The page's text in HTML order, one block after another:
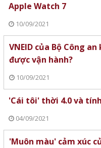
Apple Watch 7
10/09/2021
VNEID của Bộ Công
được vận hành?
10/09/2021
'Cái tôi' thời 4.0 và
04/09/2021
'Muôn màu' cảm xúc